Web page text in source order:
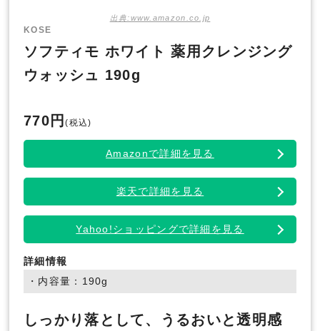
出典:www.amazon.co.jp
KOSE
ソフティモ ホワイト 薬用クレンジング
ウォッシュ 190g
770円(税込)
Amazonで詳細を見る
楽天で詳細を見る
Yahoo!ショッピングで詳細を見る
詳細情報
・内容量：190g
しっかり落として、うるおいと透明感